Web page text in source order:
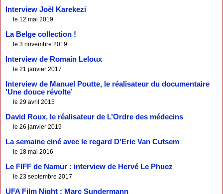
Interview Joël Karekezi
le 12 mai 2019
La Belge collection !
le 3 novembre 2019
Interview de Romain Leloux
le 21 janvier 2017
Interview de Manuel Poutte, le réalisateur du documentaire
’Une douce révolte’
le 29 avril 2015
David Roux, le réalisateur de L’Ordre des médecins
le 26 janvier 2019
La semaine ciné avec le regard D’Eric Van Cutsem
le 18 mai 2016
Le FIFF de Namur : interview de Hervé Le Phuez
le 23 septembre 2017
UFA Film Night : Marc Sundermann